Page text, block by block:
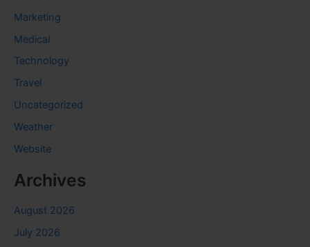
Marketing
Medical
Technology
Travel
Uncategorized
Weather
Website
Archives
August 2026
July 2026